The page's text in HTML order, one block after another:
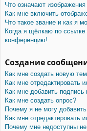
Что означают
Как мне включить
Что такое звание и как я
Когда я щёлкаю по ссылке
конференцию!
Создание
Как мне создать новую
Как мне отредактировать
Как мне добавить
Как мне создать опрос?
Почему я не могу
Как мне отредактировать
Почему мне недоступны